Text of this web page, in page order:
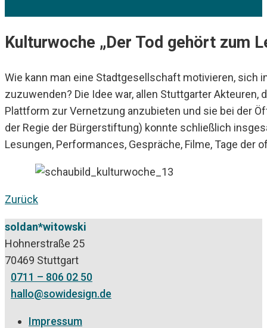
Kulturwoche „Der Tod gehört zum
Wie kann man eine Stadtgesellschaft motivieren, sich
zuzuwenden? Die Idee war, allen Stuttgarter
Plattform zur Vernetzung anzubieten und sie bei der
der Regie der Bürgerstiftung) konnte schließlich
Lesungen, Performances, Gespräche, Filme, Tage der
Zurück
soldan*witowski
Hohnerstraße 25
70469 Stuttgart
0711 – 806 02 50
hallo@sowidesign.de
Impressum